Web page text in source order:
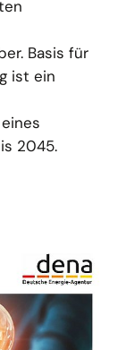
Basis für
ist ein
2045.